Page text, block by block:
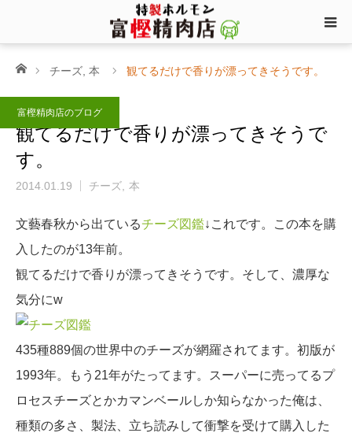
ホームチーズ 本 観てるだけで香りが漂ってきそうです。
富樫精肉店のブログ
観てるだけで香りが漂ってきそうで
す。
2014.01.19 チーズ 本
文藝春秋から出ているチーズ図鑑↓これです。この本を購
入したのが13年前。
観てるだけで香りが漂ってきそうです。そして、濃厚な
気分にw
435種889個の世界中のチーズが網羅されてます。初版が
1993年。もう21年がたってます。スーパーに売ってるプ
ロセスチーズとかカマンベールしか知らなかった俺は、
種類の多さ、製法、立ち読みして衝撃を受けて購入した